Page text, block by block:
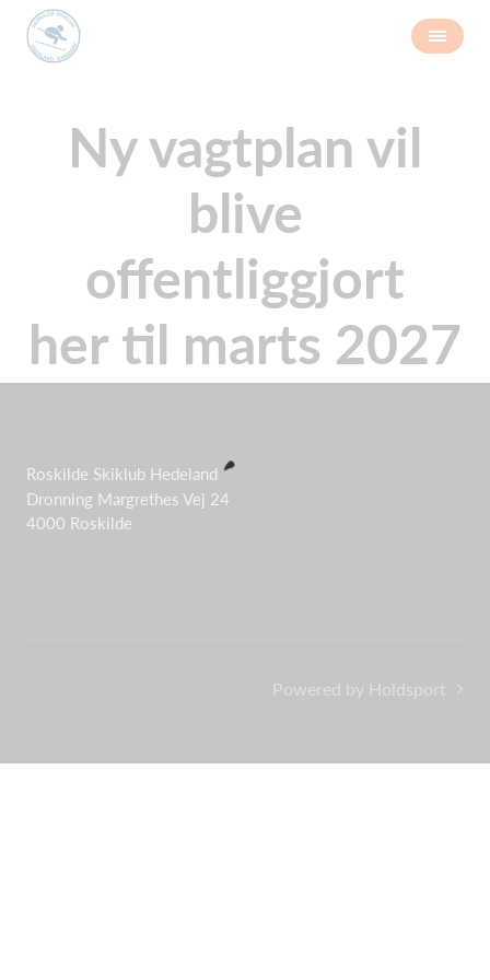
Ny vagtplan vil
blive
offentliggjort
her til marts 2027
Roskilde Skiklub Hedeland
Dronning Margrethes Vej 24
4000 Roskilde
Powered by Holdsport